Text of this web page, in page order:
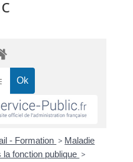
- Formation > Maladie
fonction publique >